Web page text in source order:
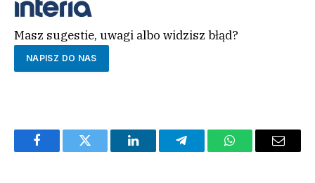
Masz sugestie, uwagi albo widzisz błąd?
NAPISZ DO NAS
FacebookTwitter LinkedInTelegramWhatsAppEmail